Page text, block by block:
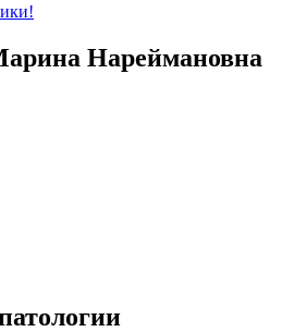
Нареймановна